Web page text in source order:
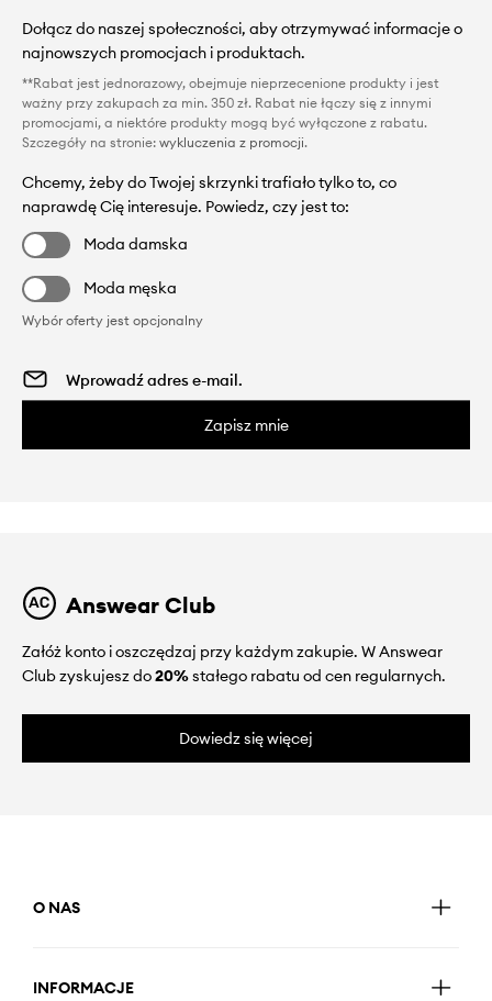
Dołącz do naszej społeczności, aby otrzymywać informacje o
najnowszych promocjach i produktach.
**Rabat jest jednorazowy, obejmuje nieprzecenione produkty i jest
ważny przy zakupach za min. 350 zł. Rabat nie łączy się z innymi
promocjami, a niektóre produkty mogą być wyłączone z rabatu.
Szczegóły na stronie: wykluczenia z promocji.
Chcemy, żeby do Twojej skrzynki trafiało tylko to, co
naprawdę Cię interesuje. Powiedz, czy jest to:
Moda damska
Moda męska
Wybór oferty jest opcjonalny
Zapisz mnie
Answear Club
Załóż konto i oszczędzaj przy każdym zakupie. W Answear
Club zyskujesz do20%stałego rabatu od cen regularnych.
Dowiedz się więcej
O NAS
INFORMACJE